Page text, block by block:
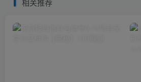
相关推荐